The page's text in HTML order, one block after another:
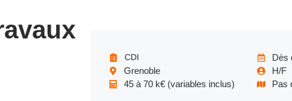
CDI
Grenoble
45 à 70 k€ (variables inclus)
Dès
H/F
Pas